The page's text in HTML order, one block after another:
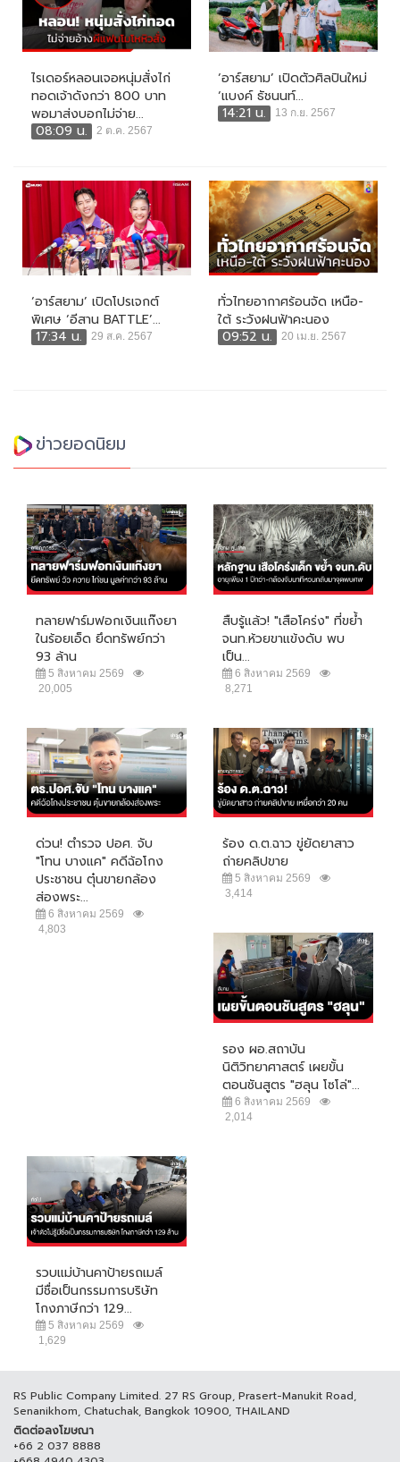
ไรเดอร์หลอนเจอหนุ่มสั่งไก่
ทอดเจ้าดังกว่า 800 บาท
พอมาส่งบอกไม่จ่าย...
08:09 น.
2 ต.ค. 2567
‘อาร์สยาม’ เปิดตัวศิลปินใหม่
‘แบงค์ ธัชนนท์...
14:21 น.
13 ก.ย. 2567
‘อาร์สยาม’ เปิดโปรเจกต์
พิเศษ ‘อีสาน BATTLE’...
17:34 น.
29 ส.ค. 2567
ทั่วไทยอากาศร้อนจัด เหนือ-
ใต้ ระวังฝนฟ้าคะนอง
09:52 น.
20 เม.ย. 2567
ข่าวยอดนิยม
ทลายฟาร์มฟอกเงินแก๊งยา
ในร้อยเอ็ด ยึดทรัพย์กว่า
93 ล้าน
5 สิงหาคม 2569
20,005
สืบรู้แล้ว! "เสือโคร่ง" ที่ขย้ำ
จนท.ห้วยขาแข้งดับ พบ
เป็น...
6 สิงหาคม 2569
8,271
ด่วน! ตำรวจ ปอศ. จับ
"โทน บางแค" คดีฉ้อโกง
ประชาชน ตุ๋นขายกล้อง
ส่องพระ...
6 สิงหาคม 2569
4,803
ร้อง ด.ต.ฉาว ขู่ยัดยาสาว
ถ่ายคลิปขาย
5 สิงหาคม 2569
3,414
รอง ผอ.สถาบัน
นิติวิทยาศาสตร์ เผยขั้น
ตอนชันสูตร "ฮลุน โซโล่"...
6 สิงหาคม 2569
2,014
รวบแม่บ้านคาป้ายรถเมล์
มีชื่อเป็นกรรมการบริษัท
โกงภาษีกว่า 129...
5 สิงหาคม 2569
1,629
RS Public Company Limited. 27 RS Group, Prasert-Manukit Road,
Senanikhom, Chatuchak, Bangkok 10900, THAILAND
ติดต่อลงโฆษณา
+66 2 037 8888